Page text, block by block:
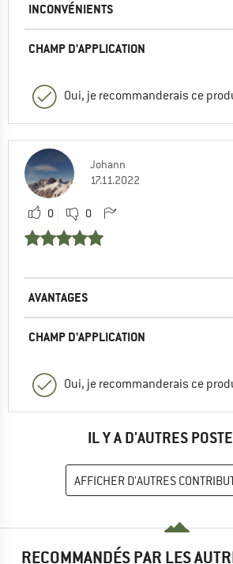
INCONVÉNIENTS
CHAMP D'APPLICATION
Oui, je recommanderais ce
Johann
17.11.2022
0 0
AVANTAGES
CHAMP D'APPLICATION
Oui, je recommanderais ce
IL Y A D'AUTRES
AFFICHER D'AUTRES
RECOMMANDÉS PAR LES